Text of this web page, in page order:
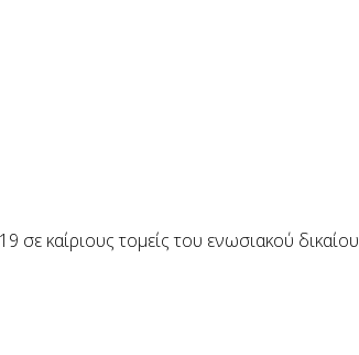
καίριους τομείς του ενωσιακού δικαίου